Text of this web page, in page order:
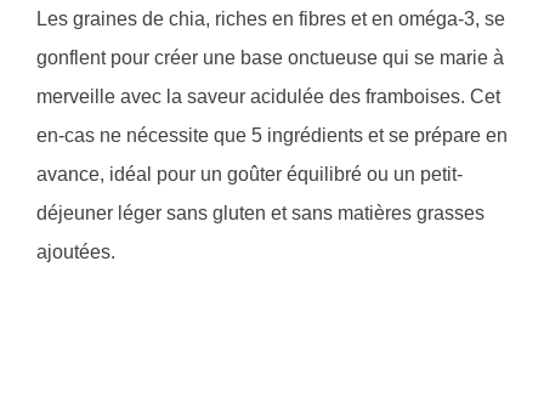
Les graines de chia, riches en fibres et en oméga-3, se
gonflent pour créer une base onctueuse qui se marie à
merveille avec la saveur acidulée des framboises. Cet
en-cas ne nécessite que 5 ingrédients et se prépare en
avance, idéal pour un goûter équilibré ou un petit-
déjeuner léger sans gluten et sans matières grasses
ajoutées.